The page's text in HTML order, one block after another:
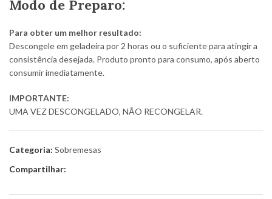
Modo de Preparo:
Para obter um melhor resultado:
Descongele em geladeira por 2 horas ou o suficiente para atingir a
consistência desejada. Produto pronto para consumo, após aberto
consumir imediatamente.
IMPORTANTE:
UMA VEZ DESCONGELADO, NÃO RECONGELAR.
Categoria: Sobremesas
Compartilhar: